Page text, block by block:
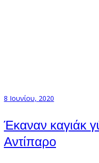
8 Ιουνίου, 2020
Έκαναν καγιάκ
Αντίπαρο